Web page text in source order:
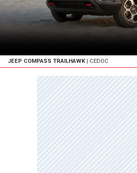
JEEP COMPASS TRAILHAWK| CEDOC